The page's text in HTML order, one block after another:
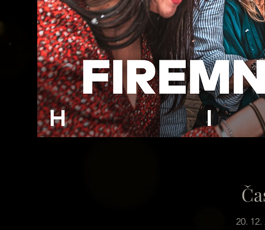
20. 12.